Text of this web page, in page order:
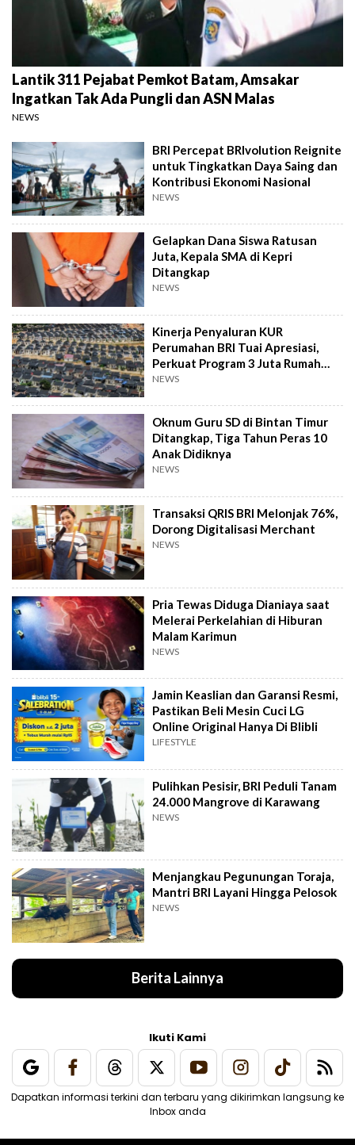
Lantik 311 Pejabat Pemkot Batam, Amsakar
Ingatkan Tak Ada Pungli dan ASN Malas
NEWS
BRI Percepat BRIvolution Reignite
untuk Tingkatkan Daya Saing dan
Kontribusi Ekonomi Nasional
NEWS
Gelapkan Dana Siswa Ratusan
Juta, Kepala SMA di Kepri
Ditangkap
NEWS
Kinerja Penyaluran KUR
Perumahan BRI Tuai Apresiasi,
Perkuat Program 3 Juta Rumah
Pemerintah
NEWS
Oknum Guru SD di Bintan Timur
Ditangkap, Tiga Tahun Peras 10
Anak Didiknya
NEWS
Transaksi QRIS BRI Melonjak 76%,
Dorong Digitalisasi Merchant
NEWS
Pria Tewas Diduga Dianiaya saat
Melerai Perkelahian di Hiburan
Malam Karimun
NEWS
Jamin Keaslian dan Garansi Resmi,
Pastikan Beli Mesin Cuci LG
Online Original Hanya Di Blibli
LIFESTYLE
Pulihkan Pesisir, BRI Peduli Tanam
24.000 Mangrove di Karawang
NEWS
Menjangkau Pegunungan Toraja,
Mantri BRI Layani Hingga Pelosok
NEWS
Berita Lainnya
Ikuti Kami
Dapatkan informasi terkini dan terbaru yang dikirimkan langsung ke
Inbox anda